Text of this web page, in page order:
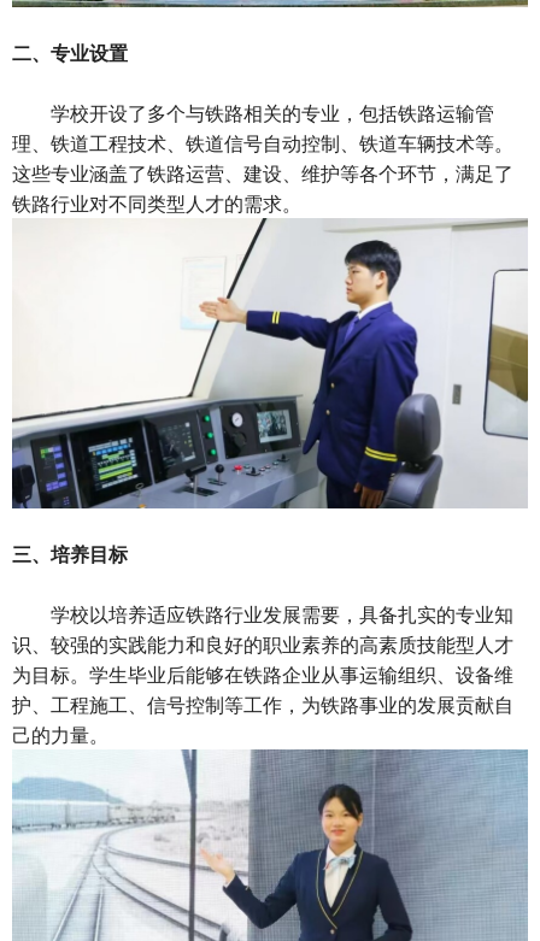
二、专业设置
学校开设了多个与铁路相关的专业，包括铁路运输管
理、铁道工程技术、铁道信号自动控制、铁道车辆技术等。
这些专业涵盖了铁路运营、建设、维护等各个环节，满足了
铁路行业对不同类型人才的需求。
三、培养目标
学校以培养适应铁路行业发展需要，具备扎实的专业知
识、较强的实践能力和良好的职业素养的高素质技能型人才
为目标。学生毕业后能够在铁路企业从事运输组织、设备维
护、工程施工、信号控制等工作，为铁路事业的发展贡献自
己的力量。